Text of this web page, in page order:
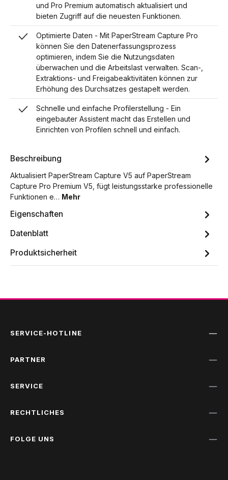
und Pro Premium automatisch aktualisiert und
bieten Zugriff auf die neuesten Funktionen.
Optimierte Daten - Mit PaperStream Capture Pro
können Sie den Datenerfassungsprozess
optimieren, indem Sie die Nutzungsdaten
überwachen und die Arbeitslast verwalten. Scan-,
Extraktions- und Freigabeaktivitäten können zur
Erhöhung des Durchsatzes gestapelt werden.
Schnelle und einfache Profilerstellung - Ein
eingebauter Assistent macht das Erstellen und
Einrichten von Profilen schnell und einfach.
Beschreibung
Aktualisiert PaperStream Capture V5 auf PaperStream
Capture Pro Premium V5, fügt leistungsstarke professionelle
Funktionen e… Mehr
Eigenschaften
Datenblatt
Produktsicherheit
SERVICE-HOTLINE
PARTNER
SERVICE
RECHTLICHES
FOLGE UNS